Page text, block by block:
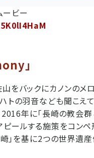
ービー
」
をバックにカノンのメ
の羽音なども聞こえ
年に「長崎の教会群
ールする施策をコンペ
」を基に2つの世界遺